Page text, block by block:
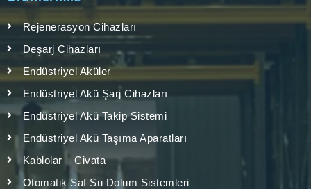
Rejenerasyon Cihazları
Deşarj Cihazları
Endüstriyel Aküler
Endüstriyel Akü Şarj Cihazları
Endüstriyel Akü Takip Sistemi
Endüstriyel Akü Taşıma Aparatları
Kablolar – Civata
Otomatik Saf Su Dolum Sistemleri